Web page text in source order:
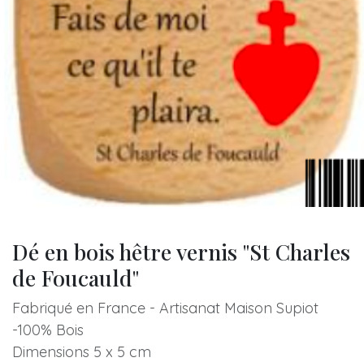
Dé en bois hêtre vernis "St Charles
de Foucauld"
Fabriqué en France - Artisanat Maison Supiot
-100% Bois
Dimensions 5 x 5 cm